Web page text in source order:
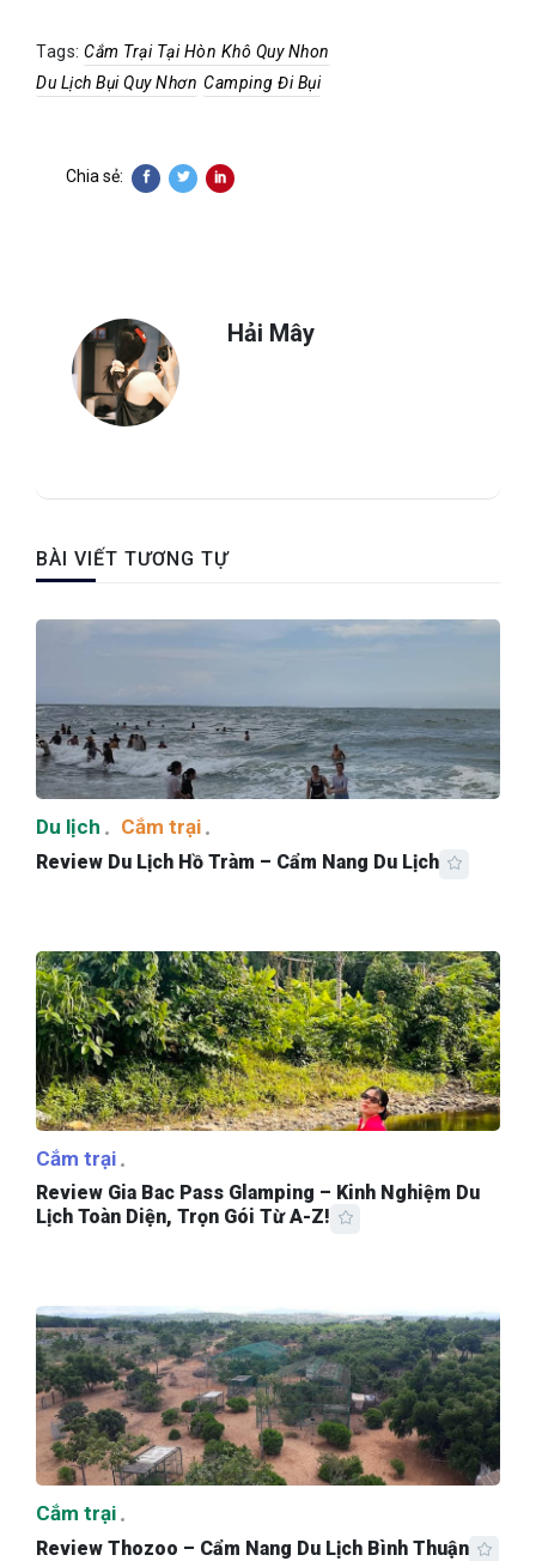
Tags: Cắm Trại Tại Hòn Khô Quy Nhon
Du Lịch Bụi Quy Nhơn Camping Đi Bụi
Chia sẻ:
Hải Mây
BÀI VIẾT TƯƠNG TỰ
Du lịch Cắm trại
Review Du Lịch Hồ Tràm – Cẩm Nang Du Lịch
Cắm trại
Review Gia Bac Pass Glamping – Kinh Nghiệm Du
Lịch Toàn Diện, Trọn Gói Từ A-Z!
Cắm trại
Review Thozoo – Cẩm Nang Du Lịch Bình Thuận